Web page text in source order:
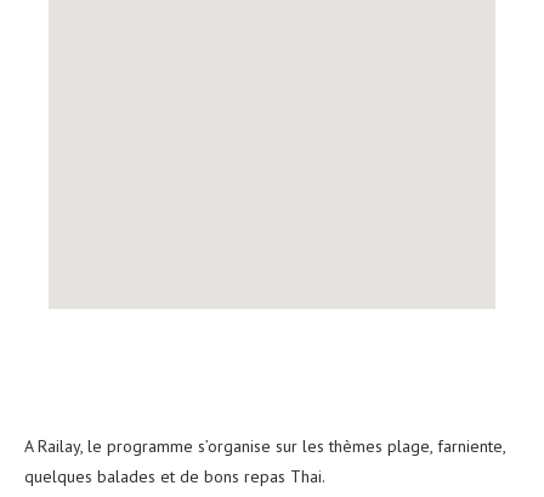
A Railay, le programme s’organise sur les thèmes plage, farniente,
quelques balades et de bons repas Thai.